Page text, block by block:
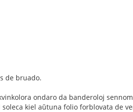
de bruado.
ondaro da banderoloj
kiel aŭtuna folio forblovata de